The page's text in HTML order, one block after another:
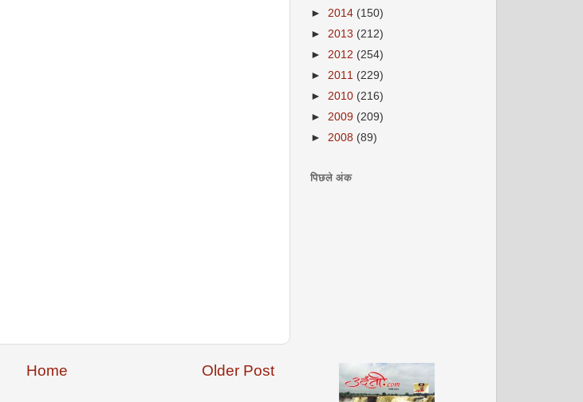
Older Post
Home
► 2014 (150)
► 2013 (212)
► 2012 (254)
► 2011 (229)
► 2010 (216)
► 2009 (209)
► 2008 (89)
पिछले अंक